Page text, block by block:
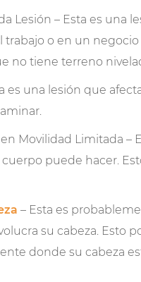
Lesión – Esta es una
trabajo o en un
no tiene terreno
es una lesión que
Movilidad Limitada –
puede hacer.
– Esta es
su cabeza. Esto
donde su cabeza